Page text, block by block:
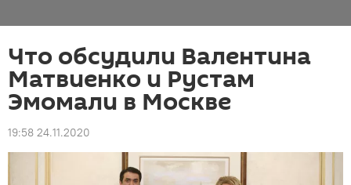
Что обсудили Валентина
Матвиенко и Рустам
Эмомали в Москве
19:58 24.11.2020